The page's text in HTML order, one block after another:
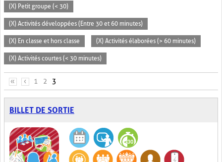
(X) Petit groupe (< 30)
(X) Activités développées (Entre 30 et 60 minutes)
(X) En classe et hors classe (X) Activités élaborées (> 60 minutes)
(X) Activités courtes (< 30 minutes)
PAGES
« ‹ 1 2 3
BILLET DE SORTIE